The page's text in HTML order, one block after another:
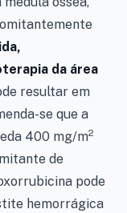
da área
resultar em
se que a
400 mg/m2
de
pode
hemorrágica